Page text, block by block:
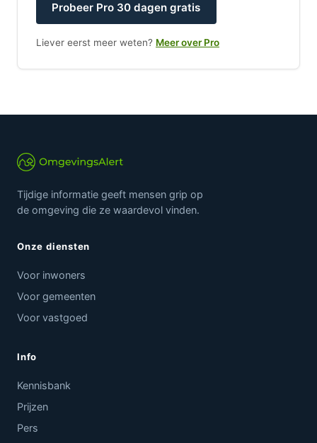
Probeer Pro 30 dagen gratis
Liever eerst meer weten? Meer over Pro
Tijdige informatie geeft mensen grip op
de omgeving die ze waardevol vinden.
Onze diensten
Voor inwoners
Voor gemeenten
Voor vastgoed
Info
Kennisbank
Prijzen
Pers